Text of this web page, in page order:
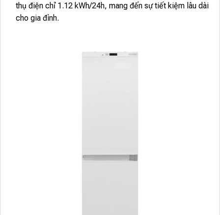
thụ điện chỉ 1.12 kWh/24h, mang đến sự tiết kiệm lâu dài
cho gia đình.